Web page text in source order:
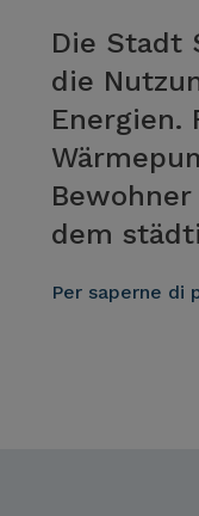
Die Stadt
die
Energien.
dem
Per saperne di